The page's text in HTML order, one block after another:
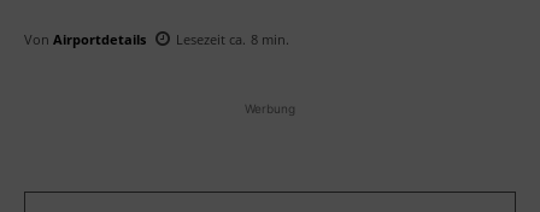
Von Airportdetails Lesezeit ca. 8 min.
Werbung